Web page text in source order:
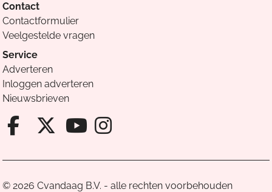
Contact
Contactformulier
Veelgestelde vragen
Service
Adverteren
Inloggen adverteren
Nieuwsbrieven
Facebook van Cvandaag
X van Cvandaag
Instagram van
© 2026 Cvandaag B.V. - alle rechten voorbehouden